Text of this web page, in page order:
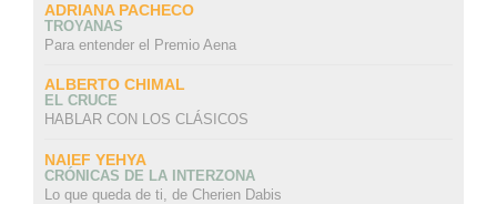
ADRIANA PACHECO
TROYANAS
Para entender el Premio Aena
ALBERTO CHIMAL
EL CRUCE
HABLAR CON LOS CLÁSICOS
NAIEF YEHYA
CRÓNICAS DE LA INTERZONA
Lo que queda de ti, de Cherien Dabis